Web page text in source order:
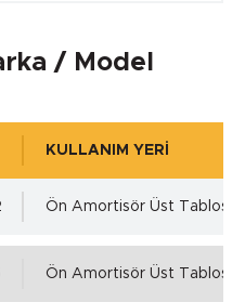
/ Model
KULLANIM YERİ
Ön Amortisör Üst Tablosu
Ön Amortisör Üst Tablosu